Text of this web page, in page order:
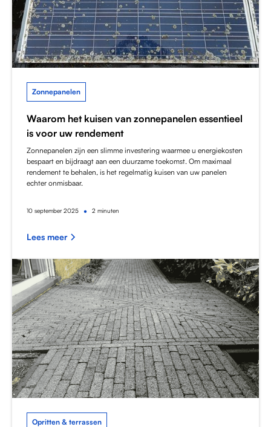
Zonnepanelen
Waarom het kuisen van zonnepanelen essentieel
is voor uw rendement
Zonnepanelen zijn een slimme investering waarmee u energiekosten
bespaart en bijdraagt aan een duurzame toekomst. Om maximaal
rendement te behalen, is het regelmatig kuisen van uw panelen
echter onmisbaar.
10 september 2025 • 2 minuten
Lees meer
Opritten & terrassen